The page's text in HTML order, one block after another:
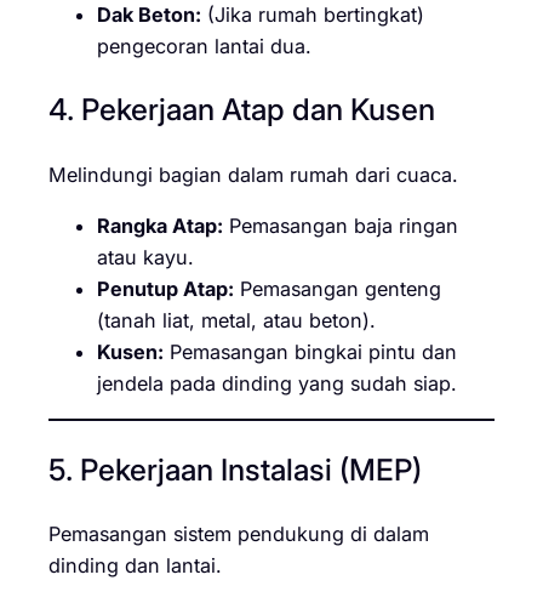
Dak Beton: (Jika rumah bertingkat)
pengecoran lantai dua.
4. Pekerjaan Atap dan Kusen
Melindungi bagian dalam rumah dari cuaca.
Rangka Atap: Pemasangan baja ringan
atau kayu.
Penutup Atap: Pemasangan genteng
(tanah liat, metal, atau beton).
Kusen: Pemasangan bingkai pintu dan
jendela pada dinding yang sudah siap.
5. Pekerjaan Instalasi (MEP)
Pemasangan sistem pendukung di dalam
dinding dan lantai.